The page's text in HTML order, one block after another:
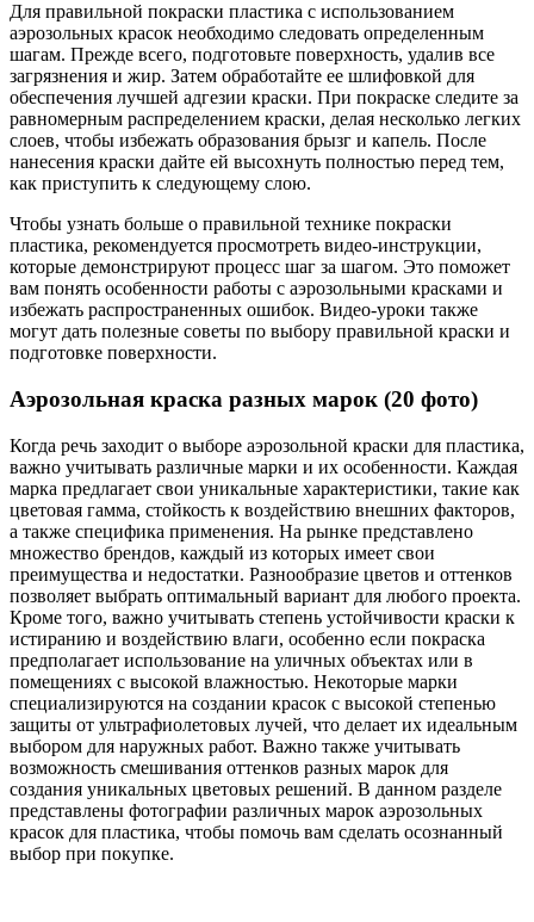
Для правильной покраски пластика с использованием
аэрозольных красок необходимо следовать определенным
шагам. Прежде всего, подготовьте поверхность, удалив все
загрязнения и жир. Затем обработайте ее шлифовкой для
обеспечения лучшей адгезии краски. При покраске следите за
равномерным распределением краски, делая несколько легких
слоев, чтобы избежать образования брызг и капель. После
нанесения краски дайте ей высохнуть полностью перед тем,
как приступить к следующему слою.
Чтобы узнать больше о правильной технике покраски
пластика, рекомендуется просмотреть видео-инструкции,
которые демонстрируют процесс шаг за шагом. Это поможет
вам понять особенности работы с аэрозольными красками и
избежать распространенных ошибок. Видео-уроки также
могут дать полезные советы по выбору правильной краски и
подготовке поверхности.
Аэрозольная краска разных марок (20 фото)
Когда речь заходит о выборе аэрозольной краски для пластика,
важно учитывать различные марки и их особенности. Каждая
марка предлагает свои уникальные характеристики, такие как
цветовая гамма, стойкость к воздействию внешних факторов,
а также специфика применения. На рынке представлено
множество брендов, каждый из которых имеет свои
преимущества и недостатки. Разнообразие цветов и оттенков
позволяет выбрать оптимальный вариант для любого проекта.
Кроме того, важно учитывать степень устойчивости краски к
истиранию и воздействию влаги, особенно если покраска
предполагает использование на уличных объектах или в
помещениях с высокой влажностью. Некоторые марки
специализируются на создании красок с высокой степенью
защиты от ультрафиолетовых лучей, что делает их идеальным
выбором для наружных работ. Важно также учитывать
возможность смешивания оттенков разных марок для
создания уникальных цветовых решений. В данном разделе
представлены фотографии различных марок аэрозольных
красок для пластика, чтобы помочь вам сделать осознанный
выбор при покупке.